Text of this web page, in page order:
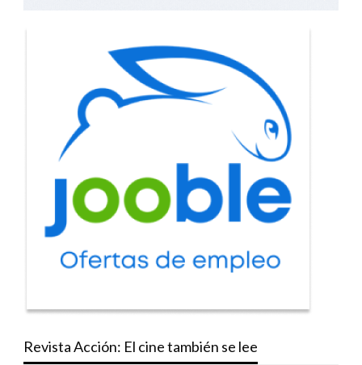
Revista Acción: El cine también se lee